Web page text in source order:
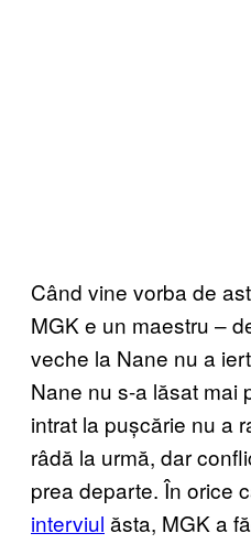
Când vine vorba de
MGK e un maestru –
veche la Nane nu a
Nane nu s-a lăsat mai
intrat la pușcărie nu a
râdă la urmă, dar
prea departe. În orice
interviul ăsta, MGK a